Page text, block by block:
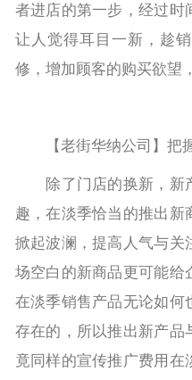
者进店的第一步，经过时
让人觉得耳目一新，趁
修，增加顾客的购买欲望
【老街华纳公司】把
除了门店的换新，新
趣，在淡季恰当的推出新
掀起波澜，提高人气与关
场空白的新商品更可能给
在淡季销售产品无论如何
存在的，所以推出新产品
竟同样的宣传推广费用在